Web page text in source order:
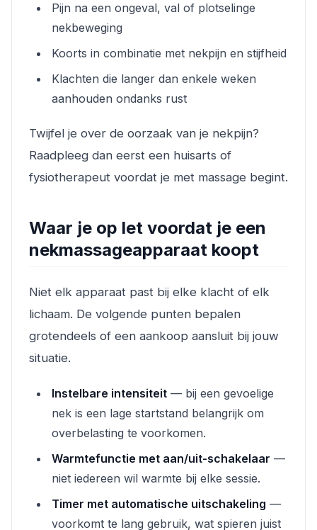
Pijn na een ongeval, val of plotselinge
nekbeweging
Koorts in combinatie met nekpijn en stijfheid
Klachten die langer dan enkele weken
aanhouden ondanks rust
Twijfel je over de oorzaak van je nekpijn?
Raadpleeg dan eerst een huisarts of
fysiotherapeut voordat je met massage begint.
Waar je op let voordat je een
nekmassageapparaat koopt
Niet elk apparaat past bij elke klacht of elk
lichaam. De volgende punten bepalen
grotendeels of een aankoop aansluit bij jouw
situatie.
Instelbare intensiteit — bij een gevoelige
nek is een lage startstand belangrijk om
overbelasting te voorkomen.
Warmtefunctie met aan/uit-schakelaar —
niet iedereen wil warmte bij elke sessie.
Timer met automatische uitschakeling —
voorkomt te lang gebruik, wat spieren juist